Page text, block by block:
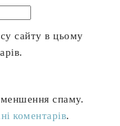
сайту в цьому
спаму.
коментарів.